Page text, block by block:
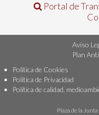
Portal de
Aviso
Plan
Política de Cookies
Política de Privacidad
Política de calidad,
Plaza de la